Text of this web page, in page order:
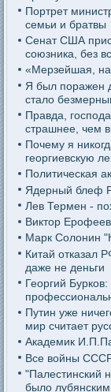
Портрет
семьи и братвы
Сенат США
союзника, без
«Мерзейшая,
Я был поражен
стало
Правда,
страшнее, чем
Почему я
георгиевскую
Политическая
Ядерный блеф
Лев Термен -
Виктор
Марк Солонин
Китай отказал
даже не деньги
Георгий
Путин уже
мир считает
Академик
Все войны
"Палестинский
было